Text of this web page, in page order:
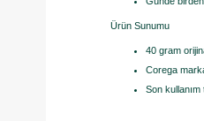
Ürün Sunumu
40 gram
Corega
Son